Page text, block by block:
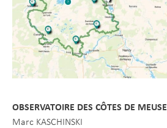
OBSERVATOIRE DES CÔTES DE MEUSE
Marc KASCHINSKI